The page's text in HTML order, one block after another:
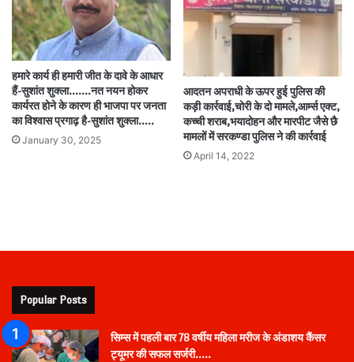
हमारे कार्य ही हमारी जीत के दावे के आधार
हैं-सुशांत शुक्ला…….नत नयन होकर
कार्यरत होने के कारण ही भाजपा पर जनता
का विश्वास प्रगाढ़ है-सुशांत शुक्ला…..
January 30, 2025
आदतन अपराधी के ऊपर हुई पुलिस की
कड़ी कार्रवाई,चोरी के दो मामले,आर्म्स एक्ट,
कच्ची शराब,भयादोहन और मारपीट जैसे छै
मामलों में सरकण्डा पुलिस ने की कार्रवाई
April 14, 2022
Popular Posts
सिम्स में पहली बार 78 वर्षीय महिला मरीज के अंडाशय कैंसर
ट्यूमर की सफल सर्जरी…..